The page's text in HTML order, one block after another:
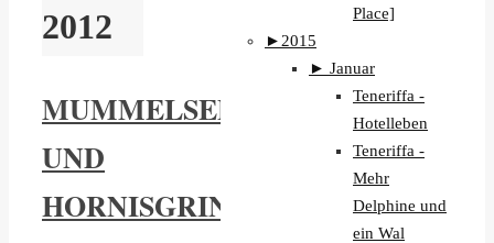
2012
MUMMELSEE
UND
HORNISGRINDE
Place]
► 2015
► Januar
Teneriffa -
Hotelleben
Teneriffa -
Mehr
Delphine und
ein Wal